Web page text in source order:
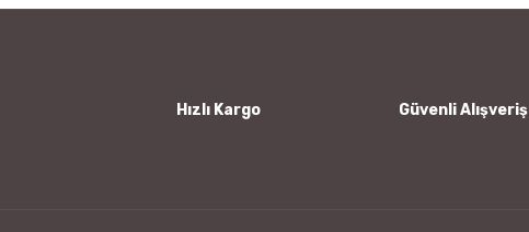
Hızlı Kargo Güvenli Alışveriş